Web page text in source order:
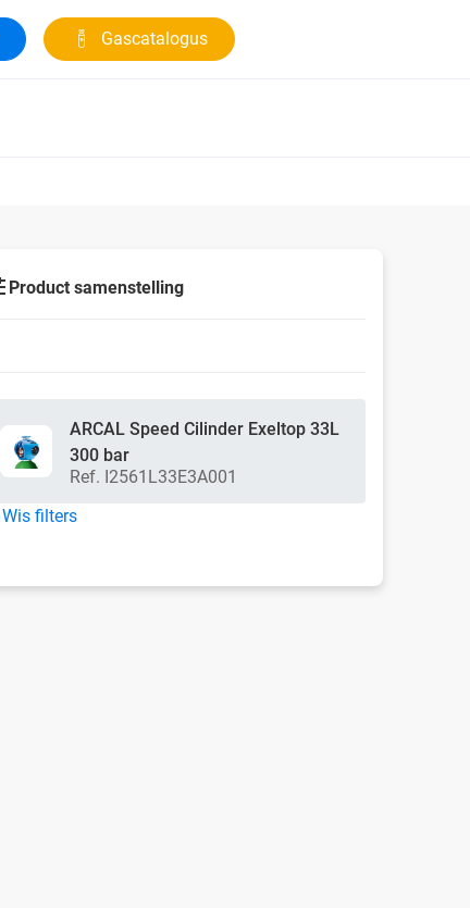
Gascatalogus
Product samenstelling
ARCAL Speed Cilinder Exeltop 33L
300 bar
Ref. I2561L33E3A001
Wis filters